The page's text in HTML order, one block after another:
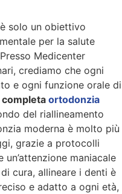
solo un obiettivo
per la salute
Medicenter
crediamo che ogni
e ogni funzione orale di
completa ortodonzia
del riallineamento
moderna è molto più
grazie a protocolli
maniacale
cura, allineare i denti è
e adatto a ogni età,